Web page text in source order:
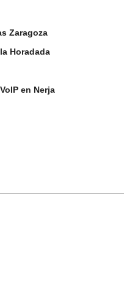
Zaragoza
Horadada
en Nerja